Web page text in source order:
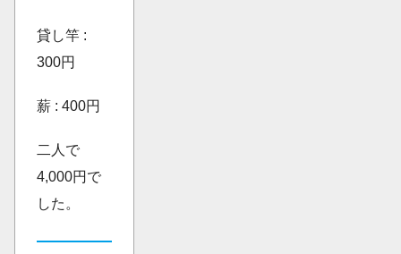
貸し竿 :
300円
薪 : 400円
二人で
4,000円で
した。